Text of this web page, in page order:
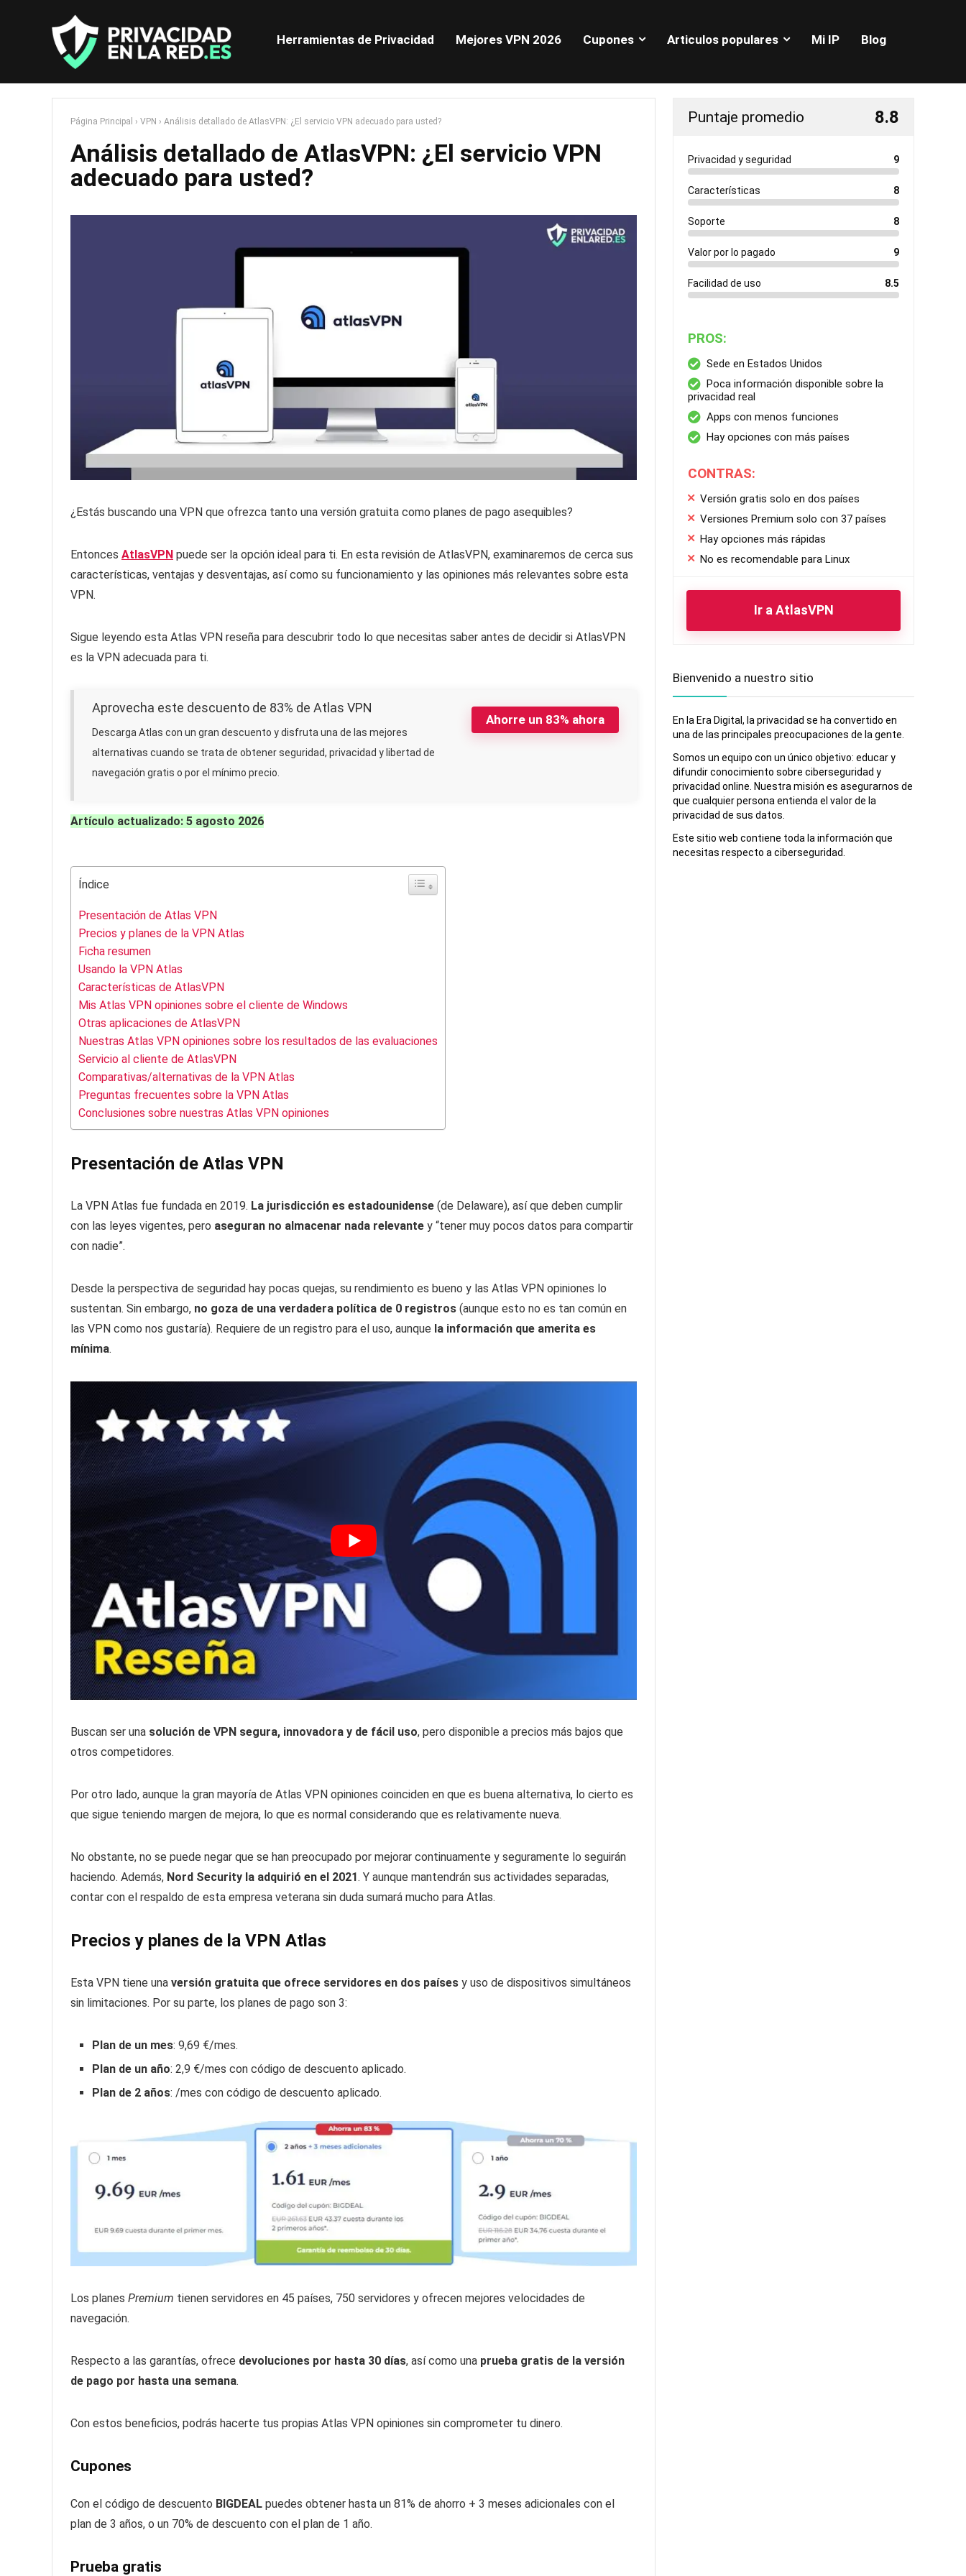
Herramientas de Privacidad Mejores VPN 2026 Cupones Articulos populares Mi IP Blog
Página Principal › VPN › Análisis detallado de AtlasVPN: ¿El servicio VPN adecuado para usted?
Análisis detallado de AtlasVPN: ¿El servicio VPN
adecuado para usted?
¿Estás buscando una VPN que ofrezca tanto una versión gratuita como planes de pago asequibles?
Entonces AtlasVPN puede ser la opción ideal para ti. En esta revisión de AtlasVPN, examinaremos de cerca sus
características, ventajas y desventajas, así como su funcionamiento y las opiniones más relevantes sobre esta
VPN.
Sigue leyendo esta Atlas VPN reseña para descubrir todo lo que necesitas saber antes de decidir si AtlasVPN
es la VPN adecuada para ti.
Ahorre un 83% ahora
Aprovecha este descuento de 83% de Atlas VPN
Descarga Atlas con un gran descuento y disfruta una de las mejores
alternativas cuando se trata de obtener seguridad, privacidad y libertad de
navegación gratis o por el mínimo precio.
Artículo actualizado: 5 agosto 2026
Índice
Presentación de Atlas VPN
Precios y planes de la VPN Atlas
Ficha resumen
Usando la VPN Atlas
Características de AtlasVPN
Mis Atlas VPN opiniones sobre el cliente de Windows
Otras aplicaciones de AtlasVPN
Nuestras Atlas VPN opiniones sobre los resultados de las evaluaciones
Servicio al cliente de AtlasVPN
Comparativas/alternativas de la VPN Atlas
Preguntas frecuentes sobre la VPN Atlas
Conclusiones sobre nuestras Atlas VPN opiniones
Presentación de Atlas VPN
La VPN Atlas fue fundada en 2019. La jurisdicción es estadounidense (de Delaware), así que deben cumplir
con las leyes vigentes, pero aseguran no almacenar nada relevante y “tener muy pocos datos para compartir
con nadie”.
Desde la perspectiva de seguridad hay pocas quejas, su rendimiento es bueno y las Atlas VPN opiniones lo
sustentan. Sin embargo, no goza de una verdadera política de 0 registros (aunque esto no es tan común en
las VPN como nos gustaría). Requiere de un registro para el uso, aunque la información que amerita es
mínima.
Buscan ser una solución de VPN segura, innovadora y de fácil uso, pero disponible a precios más bajos que
otros competidores.
Por otro lado, aunque la gran mayoría de Atlas VPN opiniones coinciden en que es buena alternativa, lo cierto es
que sigue teniendo margen de mejora, lo que es normal considerando que es relativamente nueva.
No obstante, no se puede negar que se han preocupado por mejorar continuamente y seguramente lo seguirán
haciendo. Además, Nord Security la adquirió en el 2021. Y aunque mantendrán sus actividades separadas,
contar con el respaldo de esta empresa veterana sin duda sumará mucho para Atlas.
Precios y planes de la VPN Atlas
Esta VPN tiene una versión gratuita que ofrece servidores en dos países y uso de dispositivos simultáneos
sin limitaciones. Por su parte, los planes de pago son 3:
Plan de un mes: 9,69 €/mes.
Plan de un año: 2,9 €/mes con código de descuento aplicado.
Plan de 2 años: /mes con código de descuento aplicado.
Los planes Premium tienen servidores en 45 países, 750 servidores y ofrecen mejores velocidades de
navegación.
Respecto a las garantías, ofrece devoluciones por hasta 30 días, así como una prueba gratis de la versión
de pago por hasta una semana.
Con estos beneficios, podrás hacerte tus propias Atlas VPN opiniones sin comprometer tu dinero.
Cupones
Con el código de descuento BIGDEAL puedes obtener hasta un 81% de ahorro + 3 meses adicionales con el
plan de 3 años, o un 70% de descuento con el plan de 1 año.
Prueba gratis
Puntaje promedio 8.8
Privacidad y seguridad 9
Características 8
Soporte 8
Valor por lo pagado 9
Facilidad de uso 8.5
PROS:
Sede en Estados Unidos
Poca información disponible sobre la
privacidad real
Apps con menos funciones
Hay opciones con más países
CONTRAS:
Versión gratis solo en dos países
Versiones Premium solo con 37 países
Hay opciones más rápidas
No es recomendable para Linux
Ir a AtlasVPN
Bienvenido a nuestro sitio
En la Era Digital, la privacidad se ha convertido en
una de las principales preocupaciones de la gente.
Somos un equipo con un único objetivo: educar y
difundir conocimiento sobre ciberseguridad y
privacidad online. Nuestra misión es asegurarnos de
que cualquier persona entienda el valor de la
privacidad de sus datos.
Este sitio web contiene toda la información que
necesitas respecto a ciberseguridad.